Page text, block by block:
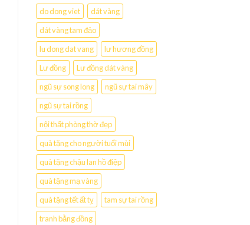
do dong viet
dát vàng
dát vàng tam đảo
lu dong dat vang
lư hương đồng
Lư đồng
Lư đồng dát vàng
ngũ sự song long
ngũ sự tai mây
ngũ sự tai rồng
nội thất phòng thờ đẹp
quà tặng cho người tuổi mùi
quà tặng chậu lan hồ điệp
quà tặng mạ vàng
quà tặng tết ất tỵ
tam sự tai rồng
tranh bằng đồng